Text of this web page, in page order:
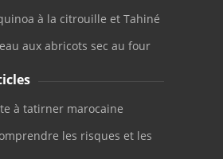
à la citrouille et Tahiné
aux abricots sec au four
à tatirner marocaine
les risques et les